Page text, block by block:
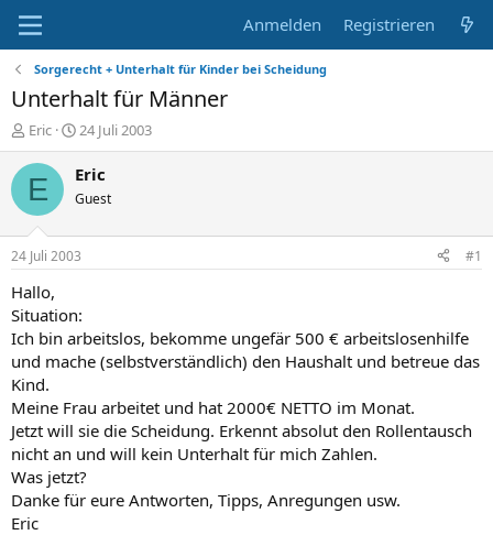
Anmelden Registrieren
Sorgerecht + Unterhalt für Kinder bei Scheidung
Unterhalt für Männer
E
r
s
e
r
Eric
E
r
s
e
l
t
24 Juli 2003
E Eric
Guest
24 Juli 2003 #1
Hallo,
Situation:
Ich bin arbeitslos, bekomme ungefär 500 € arbeitslosenhilfe
und mache (selbstverständlich) den Haushalt und betreue das
Kind.
Meine Frau arbeitet und hat 2000€ NETTO im Monat.
Jetzt will sie die Scheidung. Erkennt absolut den Rollentausch
nicht an und will kein Unterhalt für mich Zahlen.
Was jetzt?
Danke für eure Antworten, Tipps, Anregungen usw.
Eric